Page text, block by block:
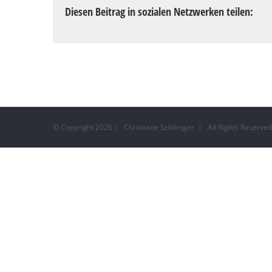
Diesen Beitrag in sozialen Netzwerken teilen:
© Copyright 2026 | Christiane Schöniger | All Rights